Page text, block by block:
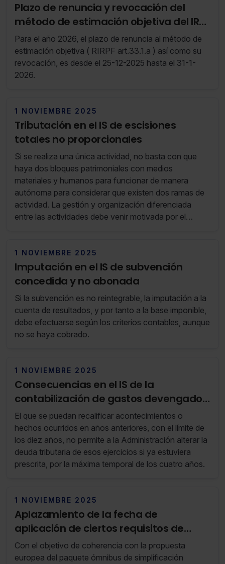
Plazo de renuncia y revocación del
método de estimación objetiva del IRPF
(RF 52/25 23 de Diciembre de 2025 al 29
de Diciembre de 2025)
Para el año 2026, el plazo de renuncia al método de
estimación objetiva ( RIRPF art.33.1.a ) así como su
revocación, es desde el 25-12-2025 hasta el 31-1-
2026.
1 NOVIEMBRE 2025
Tributación en el IS de escisiones
totales no proporcionales
Si se realiza una única actividad, no basta con que
haya dos bloques patrimoniales con medios
materiales y humanos para funcionar de manera
autónoma para considerar que existen dos ramas de
actividad. La gestión y organización diferenciada
entre las actividades debe venir motivada por el
1 NOVIEMBRE 2025
Imputación en el IS de subvención
concedida y no abonada
Si la subvención es no reintegrable, la imputación a la
cuenta de resultados, y por tanto a la base imponible,
debe efectuarse según los criterios contables, aunque
no se haya cobrado.
1 NOVIEMBRE 2025
Consecuencias en el IS de la
contabilización de gastos devengados
en ejercicios prescritos
El que se puedan recalificar acontecimientos o
hechos ocurridos en años anteriores, con el límite de
los diez años, no permite a la Administración alterar la
deuda tributaria de esos ejercicios si ya estuviera
prescrita, por la máxima temporal de los cuatro años.
1 NOVIEMBRE 2025
Aplazamiento de la fecha de
aplicación de ciertos requisitos de
divulgación para determinadas
empresas
Con el objetivo de coherencia con la propuesta
europea del paquete ómnibus de simplificación